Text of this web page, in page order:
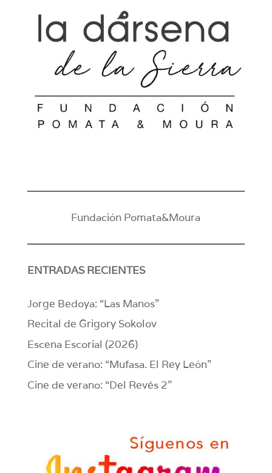
Fundación Pomata&Moura
ENTRADAS RECIENTES
Jorge Bedoya: “Las Manos”
Recital de Grigory Sokolov
Escena Escorial (2026)
Cine de verano: “Mufasa. El Rey León”
Cine de verano: “Del Revés 2”